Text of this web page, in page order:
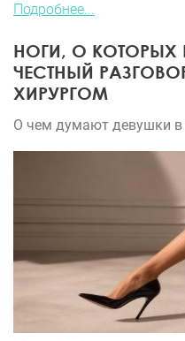
Подробнее...
НОГИ, О КОТОРЫХ
ЧЕСТНЫЙ
ХИРУРГОМ
О чем думают девушки в